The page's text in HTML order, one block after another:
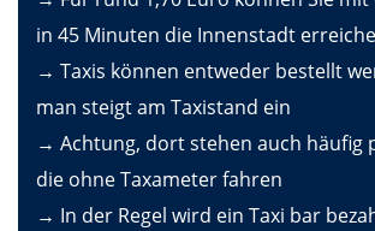
in 45 Minuten die Innenstadt
→ Taxis können entweder bestellt
man steigt am Taxistand ein
→ Achtung, dort stehen auch häufig
die ohne Taxameter fahren
→ In der Regel wird ein Taxi bar